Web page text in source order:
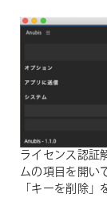
ライセンス認証
ムの項目を開い
「キーを削除」